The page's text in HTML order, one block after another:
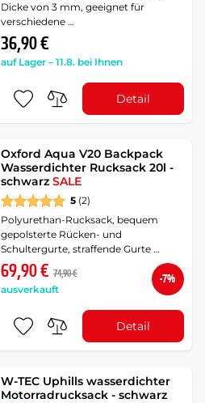
Dicke von 3 mm, geeignet für
verschiedene …
36,90 €
auf Lager – 11.8. bei Ihnen
Detail
Oxford Aqua V20 Backpack
Wasserdichter Rucksack 20l -
schwarzSALE
5 (2)
Polyurethan-Rucksack, bequem
gepolsterte Rücken- und
Schultergurte, straffende Gurte …
69,90 € 74,90 €
ausverkauft
-7%
Detail
W-TEC Uphills wasserdichter
Motorradrucksack - schwarz